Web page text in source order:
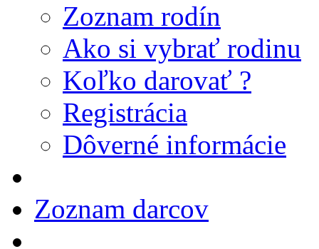
Zoznam rodín
Ako si vybrať rodinu
Koľko darovať ?
Registrácia
Dôverné informácie
Zoznam darcov